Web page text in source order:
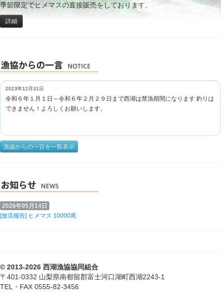
季節限定でヒメマスの直接販売をしております。
詳細
2023年12月31日
令和６年１月１日～令和６年２月２９日まで西湖は禁漁期間になります 釣りは
できません！よろしくお願いします。
漁協からの一言を一覧表示
2026年05月14日
[放流報告] ヒメマス 10000尾
© 2013-2026 西湖漁協協同組合
〒401-0332 山梨県南都留郡富士河口湖町西湖2243-1
TEL・FAX 0555-82-3456